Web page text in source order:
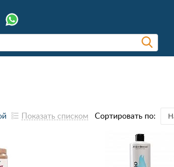
Показать списком Сортировать по: